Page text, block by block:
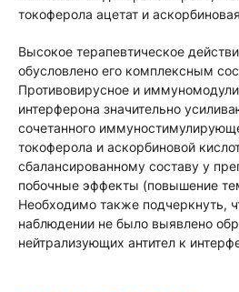
токоферола ацетат и
Высокое терапевтическое
обусловлено его комплексным
Противовирусное и
интерферона значительно
сочетанного
токоферола и аскорбиновой
сбалансированному составу у
побочные эффекты (повышение
Необходимо также подчеркнуть,
наблюдении не было выявлено
нейтрализующих антител к